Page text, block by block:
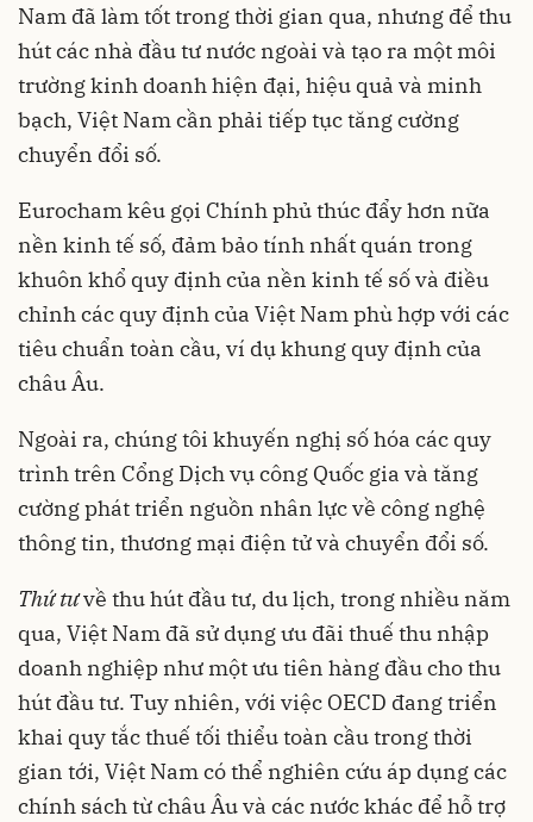
Nam đã làm tốt trong thời gian qua, nhưng để thu
hút các nhà đầu tư nước ngoài và tạo ra một môi
trường kinh doanh hiện đại, hiệu quả và minh
bạch, Việt Nam cần phải tiếp tục tăng cường
chuyển đổi số.
Eurocham kêu gọi Chính phủ thúc đẩy hơn nữa
nền kinh tế số, đảm bảo tính nhất quán trong
khuôn khổ quy định của nền kinh tế số và điều
chỉnh các quy định của Việt Nam phù hợp với các
tiêu chuẩn toàn cầu, ví dụ khung quy định của
châu Âu.
Ngoài ra, chúng tôi khuyến nghị số hóa các quy
trình trên Cổng Dịch vụ công Quốc gia và tăng
cường phát triển nguồn nhân lực về công nghệ
thông tin, thương mại điện tử và chuyển đổi số.
Thứ tưvề thu hút đầu tư, du lịch, trong nhiều năm
qua, Việt Nam đã sử dụng ưu đãi thuế thu nhập
doanh nghiệp như một ưu tiên hàng đầu cho thu
hút đầu tư. Tuy nhiên, với việc OECD đang triển
khai quy tắc thuế tối thiểu toàn cầu trong thời
gian tới, Việt Nam có thể nghiên cứu áp dụng các
chính sách từ châu Âu và các nước khác để hỗ trợ